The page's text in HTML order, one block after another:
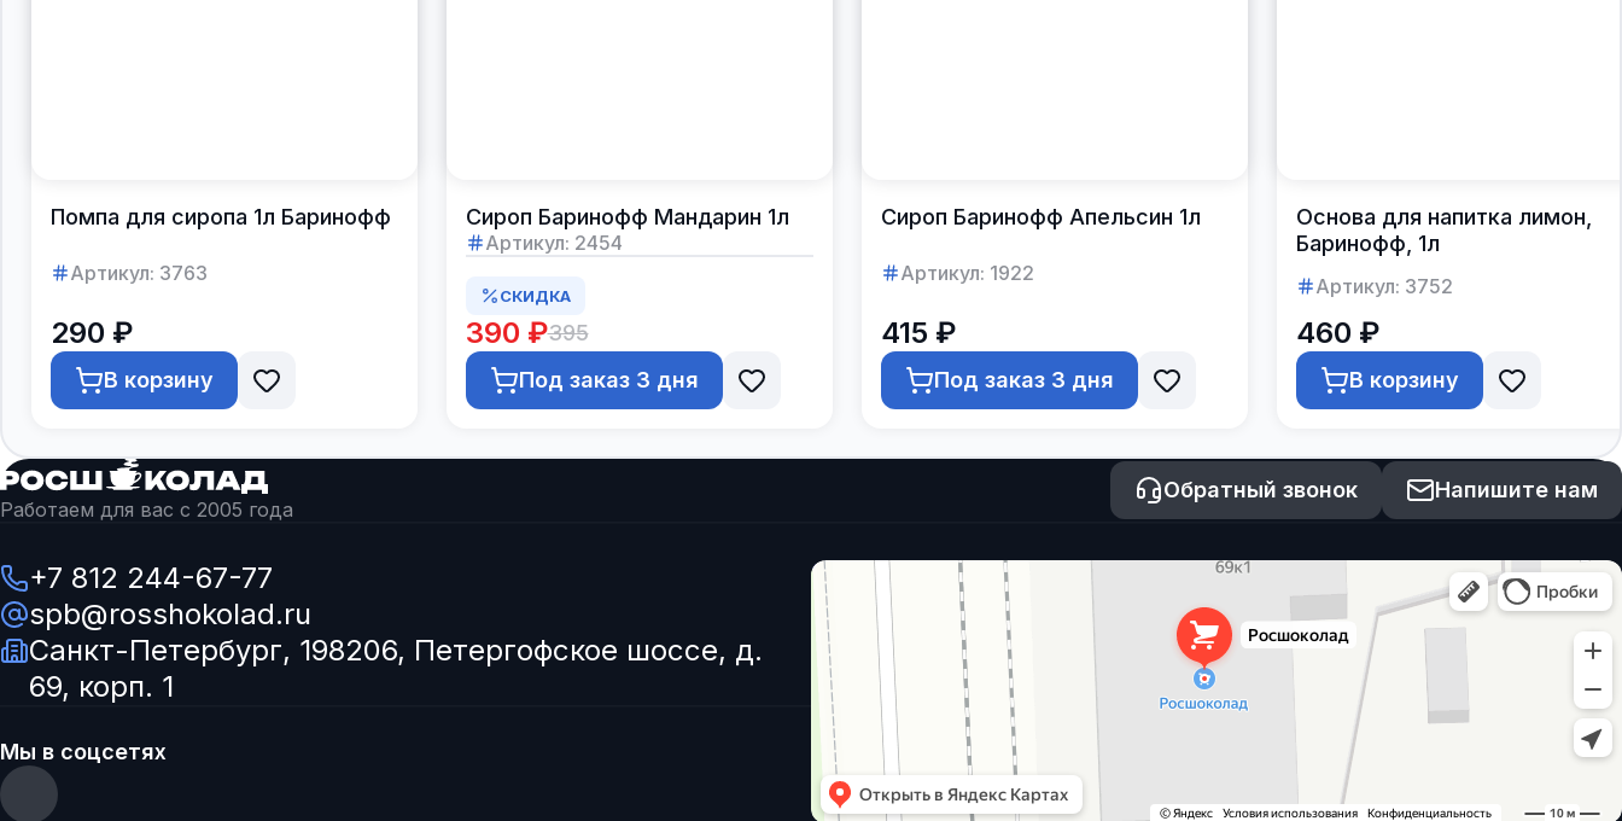
Помпа для сиропа 1л Баринофф
Артикул: 3763
290 ₽
В корзину
Сироп Баринофф Мандарин 1л
Артикул: 2454
СКИДКА
390 ₽395
Под заказ 3 дня
Сироп Баринофф Апельсин 1л
Артикул: 1922
415 ₽
Под заказ 3 дня
Основа для напитка лимон,
Баринофф, 1л
Артикул: 3752
460 ₽
В корзину
Работаем для вас с 2005 года
Обратный звонок Напишите нам
+7 812 244-67-77
spb@rosshokolad.ru
Санкт-Петербург, 198206, Петергофское шоссе, д.
69, корп. 1
Мы в соцсетях